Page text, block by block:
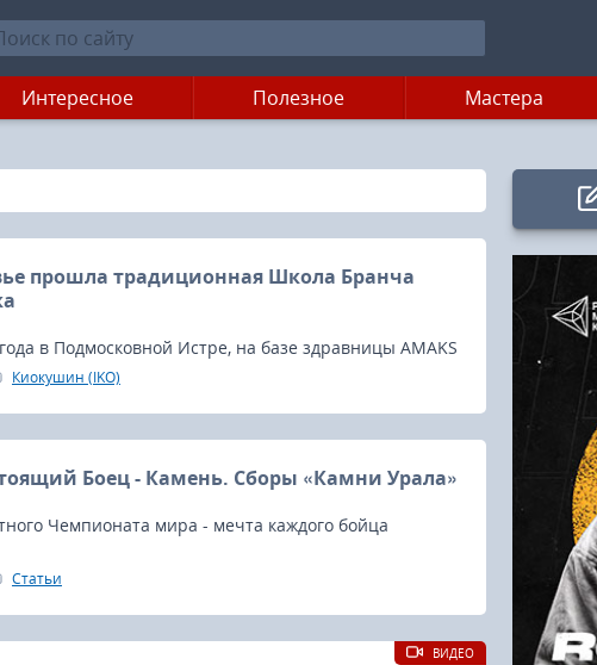
Интересное Полезное Мастера
прошла традиционная Школа Бранча
в Подмосковной Истре, на базе здравницы AMAKS
прошли сборы Бранча сэнсея Макса Дедика, в
Киокушин (IKO)
Боец - Камень. Сборы «Камни Урала»
Чемпионата мира - мечта каждого бойца
Статьи
ВИДЕО